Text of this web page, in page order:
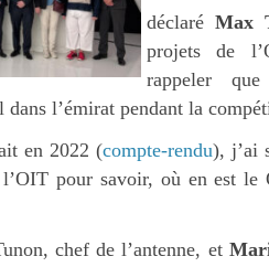
déclaréMax
projets de
rappeler
l’émirat pendant la
en 2022 (compte-rendu), j’ai
pour savoir, où en est le
chef de l’antenne, et